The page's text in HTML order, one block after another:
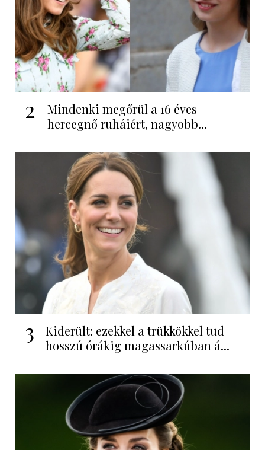
2
Mindenki megőrül a 16 éves
hercegnő ruháiért, nagyobb...
3
Kiderült: ezekkel a trükkökkel tud
hosszú órákig magassarkúban á...